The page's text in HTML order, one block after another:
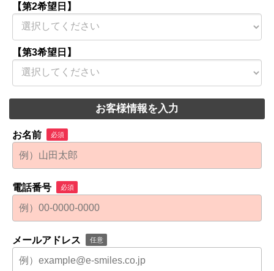
【第2希望日】
【第3希望日】
お客様情報を入力
お名前 必須
電話番号 必須
メールアドレス 任意